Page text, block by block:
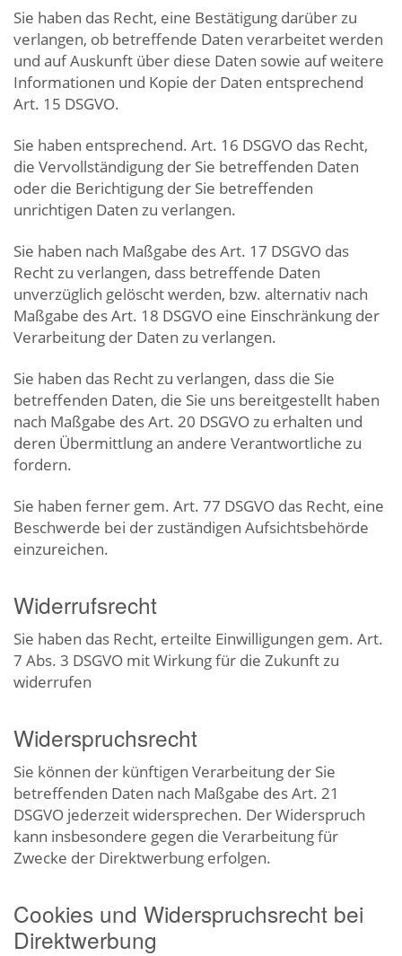
Sie haben das Recht, eine Bestätigung darüber zu
verlangen, ob betreffende Daten verarbeitet werden
und auf Auskunft über diese Daten sowie auf weitere
Informationen und Kopie der Daten entsprechend
Art. 15 DSGVO.
Sie haben entsprechend. Art. 16 DSGVO das Recht,
die Vervollständigung der Sie betreffenden Daten
oder die Berichtigung der Sie betreffenden
unrichtigen Daten zu verlangen.
Sie haben nach Maßgabe des Art. 17 DSGVO das
Recht zu verlangen, dass betreffende Daten
unverzüglich gelöscht werden, bzw. alternativ nach
Maßgabe des Art. 18 DSGVO eine Einschränkung der
Verarbeitung der Daten zu verlangen.
Sie haben das Recht zu verlangen, dass die Sie
betreffenden Daten, die Sie uns bereitgestellt haben
nach Maßgabe des Art. 20 DSGVO zu erhalten und
deren Übermittlung an andere Verantwortliche zu
fordern.
Sie haben ferner gem. Art. 77 DSGVO das Recht, eine
Beschwerde bei der zuständigen Aufsichtsbehörde
einzureichen.
Widerrufsrecht
Sie haben das Recht, erteilte Einwilligungen gem. Art.
7 Abs. 3 DSGVO mit Wirkung für die Zukunft zu
widerrufen
Widerspruchsrecht
Sie können der künftigen Verarbeitung der Sie
betreffenden Daten nach Maßgabe des Art. 21
DSGVO jederzeit widersprechen. Der Widerspruch
kann insbesondere gegen die Verarbeitung für
Zwecke der Direktwerbung erfolgen.
Cookies und Widerspruchsrecht bei
Direktwerbung